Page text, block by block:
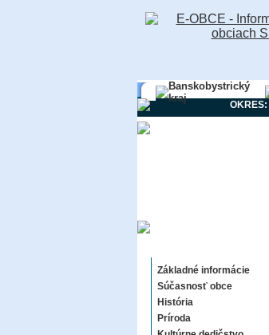
Banskobystrický
kraj
OKRES:
Základné informácie
Súčasnosť obce
História
Príroda